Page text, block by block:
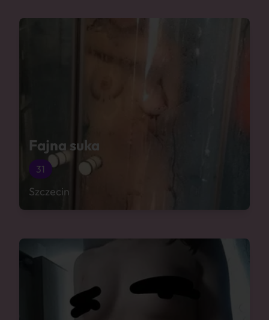
Fajna suka
31
Szczecin